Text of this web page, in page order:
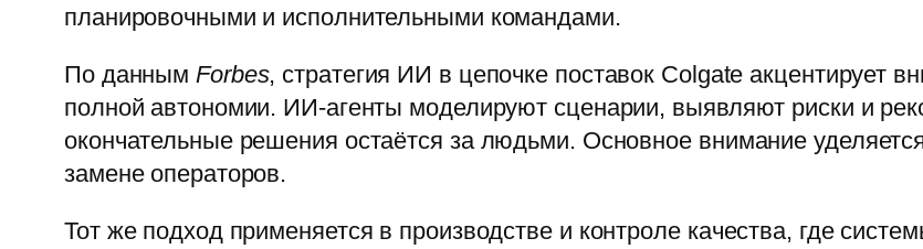
планировочными и исполнительными командами.
По данным Forbes, стратегия ИИ в цепочке поставок Colgate акцентирует
полной автономии. ИИ-агенты моделируют сценарии, выявляют риски и
окончательные решения остаётся за людьми. Основное внимание
замене операторов.
Тот же подход применяется в производстве и контроле качества, где